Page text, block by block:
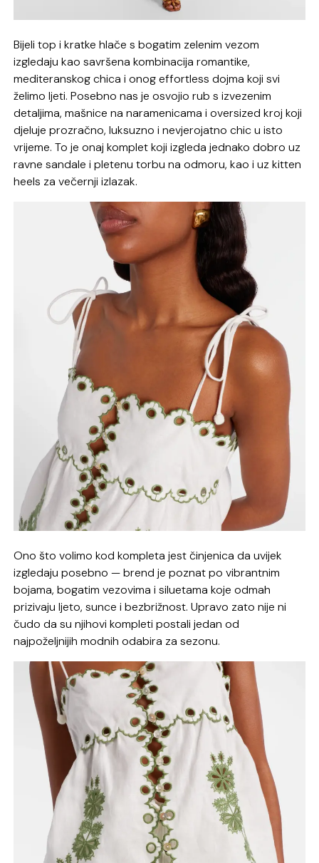
Bijeli top i kratke hlače s bogatim zelenim vezom
izgledaju kao savršena kombinacija romantike,
mediteranskog chica i onog effortless dojma koji svi
želimo ljeti. Posebno nas je osvojio rub s izvezenim
detaljima, mašnice na naramenicama i oversized kroj koji
djeluje prozračno, luksuzno i nevjerojatno chic u isto
vrijeme. To je onaj komplet koji izgleda jednako dobro uz
ravne sandale i pletenu torbu na odmoru, kao i uz kitten
heels za večernji izlazak.
Ono što volimo kod kompleta jest činjenica da uvijek
izgledaju posebno — brend je poznat po vibrantnim
bojama, bogatim vezovima i siluetama koje odmah
prizivaju ljeto, sunce i bezbrižnost. Upravo zato nije ni
čudo da su njihovi kompleti postali jedan od
najpoželjnijih modnih odabira za sezonu.